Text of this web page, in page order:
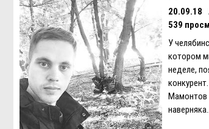
20.09.18
539
У
котором
неделе,
Мамонтов